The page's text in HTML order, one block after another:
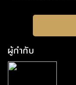
ผู้กำกับ